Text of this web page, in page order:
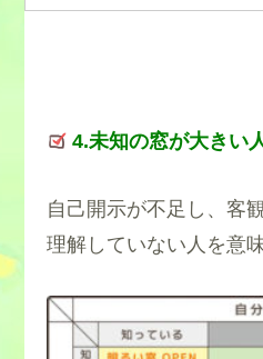
4.未知の窓が大きい
自己開示が不足し、客
理解していない人を意